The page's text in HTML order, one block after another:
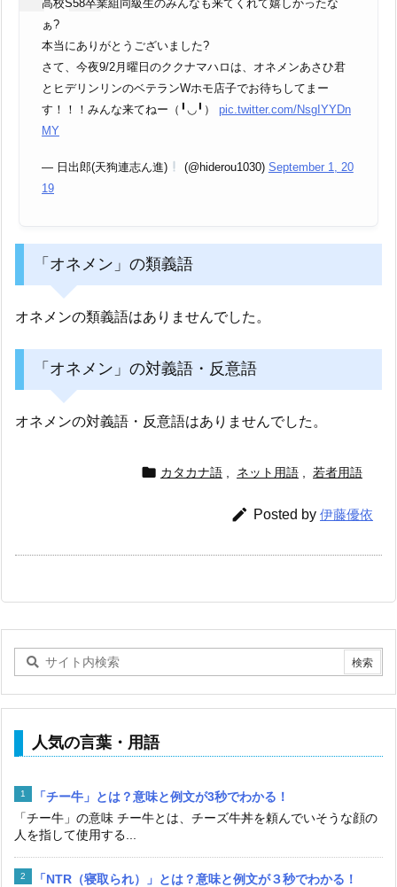
高校S58卒業組同級生のみんなも来てくれて嬉しかったな
ぁ?
本当にありがとうございました?
さて、今夜9/2月曜日のククナマハロは、オネメンあさひ君
とヒデリンリンのベテランWホモ店子でお待ちしてまー
す！！！みんな来てねー（╹◡╹） pic.twitter.com/NsgIYYDn
MY
— 日出郎(天狗連志ん進) (@hiderou1030) September 1, 20
19
「オネメン」の類義語
オネメンの類義語はありませんでした。
「オネメン」の対義語・反意語
オネメンの対義語・反意語はありませんでした。
 カタカナ語 ネット用語 若者用語
 Posted by 伊藤優依
人気の言葉・用語
「チー牛」とは？意味と例文が3秒でわかる！
「チー牛」の意味 チー牛とは、チーズ牛丼を頼んでいそうな顔の
人を指して使用する...
「NTR（寝取られ）」とは？意味と例文が３秒でわかる！